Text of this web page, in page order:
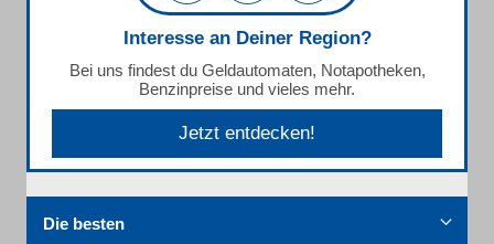
Interesse an Deiner Region?
Bei uns findest du Geldautomaten, Notapotheken,
Benzinpreise und vieles mehr.
Jetzt entdecken!
Die besten